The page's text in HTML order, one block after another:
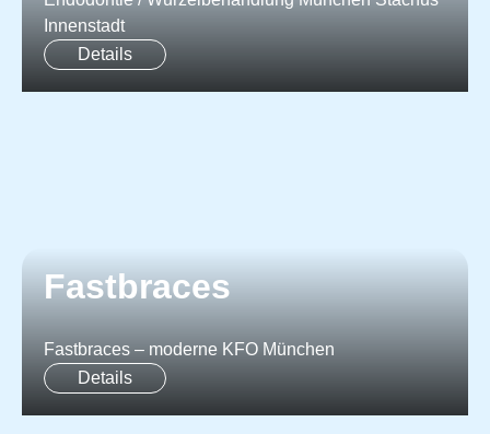
Innenstadt
Details
Fastbraces
Fastbraces – moderne KFO München
Details